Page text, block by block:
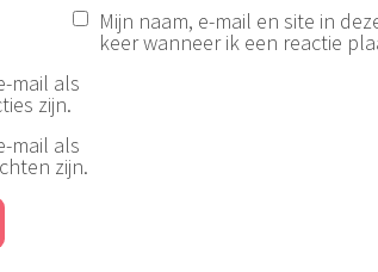
Mijn naam, e-mail en site in
keer wanneer ik een reactie
mail als
zijn.
mail als
zijn.